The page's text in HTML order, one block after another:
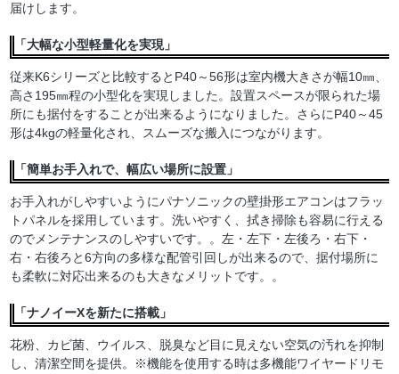
届けします。
「大幅な小型軽量化を実現」
従来K6シリーズと比較するとP40～56形は室内機大きさが幅10㎜、
高さ195㎜程の小型化を実現しました。設置スペースが限られた場
所にも据付をすることが出来るようになりました。さらにP40～45
形は4kgの軽量化され、スムーズな搬入につながります。
「簡単お手入れで、幅広い場所に設置」
お手入れがしやすいようにパナソニックの壁掛形エアコンはフラッ
トパネルを採用しています。洗いやすく、拭き掃除も容易に行える
のでメンテナンスのしやすいです。。左・左下・左後ろ・右下・
右・右後ろと6方向の多様な配管引回しが出来るので、据付場所に
も柔軟に対応出来るのも大きなメリットです。。
「ナノイーXを新たに搭載」
花粉、カビ菌、ウイルス、脱臭など目に見えない空気の汚れを抑制
し、清潔空間を提供。※機能を使用する時は多機能ワイヤードリモ